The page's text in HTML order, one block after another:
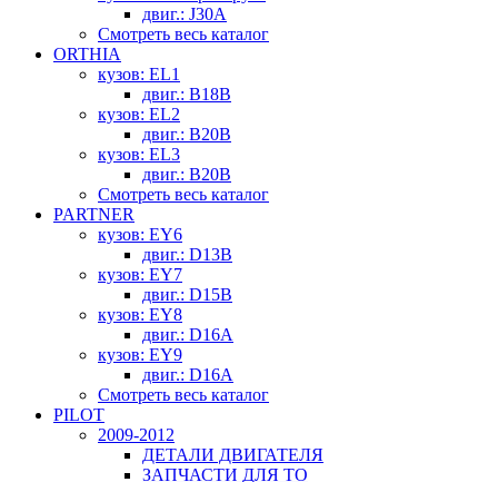
двиг.: J30A
Смотреть весь каталог
ORTHIA
кузов: EL1
двиг.: B18B
кузов: EL2
двиг.: B20B
кузов: EL3
двиг.: B20B
Смотреть весь каталог
PARTNER
кузов: EY6
двиг.: D13B
кузов: EY7
двиг.: D15B
кузов: EY8
двиг.: D16A
кузов: EY9
двиг.: D16A
Смотреть весь каталог
PILOT
2009-2012
ДЕТАЛИ ДВИГАТЕЛЯ
ЗАПЧАСТИ ДЛЯ ТО